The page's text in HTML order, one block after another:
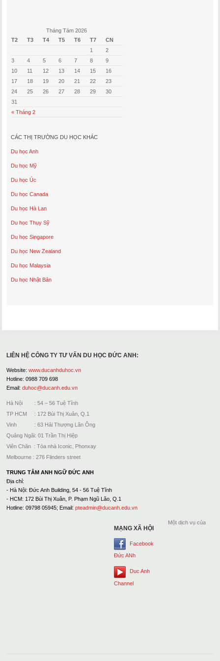
Tháng Tám 2026
T2
T3 T4 T5 T6 T7 CN
« Tháng 2
1
2
3
4 5 6 7 8
9
10
11 12 13 14 15
16
17
18 19 20 21 22
23
24
25 26 27 28 29
30
31
CÁC THỊ TRƯỜNG DU HỌC KHÁC
Du học Anh
Du học Mỹ
Du học Úc
Du học Canada
Du học Hà Lan
Du học Thụy Sỹ
Du học Singapore
Du học New Zealand
Du học Malaysia
Du học Nhật Bản
LIÊN HỆ CÔNG TY TƯ VẤN DU HỌC ĐỨC ANH:
Website: www.ducanhduhoc.vn
Hotline: 0988 709 698
Email: duhoc@ducanh.edu.vn
Hà Nội : 54 – 56 Tuệ Tĩnh
TP HCM : 172 Bùi Thị Xuân, Q.1
Vinh : 63 Hải Thượng Lãn Ông
Quảng Ngãi: 01 Trần Thị Hiệp
Viên Chăn : Tòa nhà Iconic, Phonxay
Melbourne : 276 Flinders street
TRUNG TÂM ANH NGỮ ĐỨC ANH
Địa chỉ:
- Hà Nội: Đức Anh Building, 54 - 56 Tuệ Tĩnh
- HCM: 172 Bùi Thị Xuân, P. Phạm Ngũ Lão, Q.1
Hotline: 09798 05945; Email: pteadmin@ducanh.edu.vn
MẠNG XÃ HỘI
Facebook
Đức ANh
Duc Anh
Channel
Một dịch vụ của